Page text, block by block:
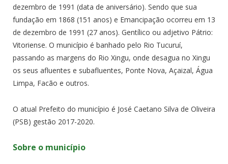
dezembro de 1991 (data de aniversário). Sendo que sua
fundação em 1868 (151 anos) e Emancipação ocorreu em 13
de dezembro de 1991 (27 anos). Gentílico ou adjetivo Pátrio:
Vitoriense. O município é banhado pelo Rio Tucuruí,
passando as margens do Rio Xingu, onde desagua no Xingu
os seus afluentes e subafluentes, Ponte Nova, Açaizal, Água
Limpa, Facão e outros.
O atual Prefeito do município é José Caetano Silva de Oliveira
(PSB) gestão 2017-2020.
Sobre o município